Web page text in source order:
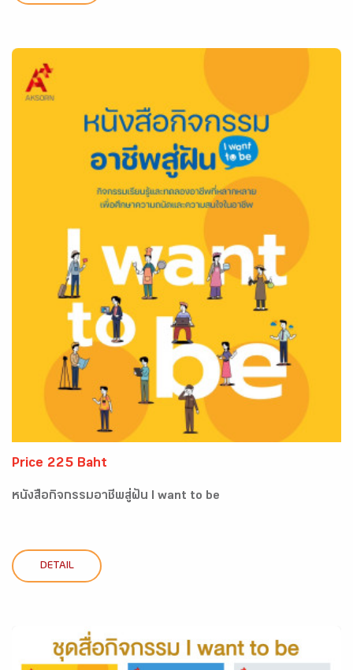
Price 225 Baht
หนังสือกิจกรรมอาชีพสู่ฝัน I want to be
DETAIL